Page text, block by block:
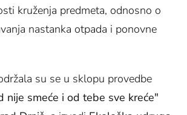
kruženja predmeta, odnosno o
nastanka otpada i ponovne
su se u sklopu provedbe
nije smeće i od tebe sve kreće"